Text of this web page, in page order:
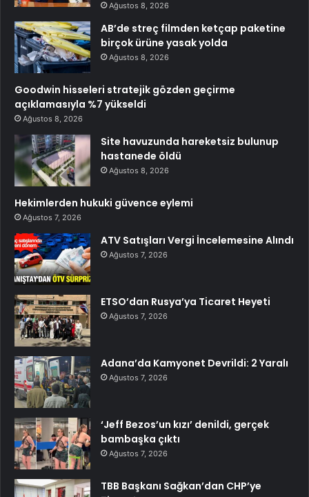
Ağustos 8, 2026
AB’de streç filmden ketçap paketine
birçok ürüne yasak yolda
Ağustos 8, 2026
Goodwin hisseleri stratejik gözden geçirme
açıklamasıyla %7 yükseldi
Ağustos 8, 2026
Site havuzunda hareketsiz bulunup
hastanede öldü
Ağustos 8, 2026
Hekimlerden hukuki güvence eylemi
Ağustos 7, 2026
ATV Satışları Vergi İncelemesine Alındı
Ağustos 7, 2026
ETSO’dan Rusya’ya Ticaret Heyeti
Ağustos 7, 2026
Adana’da Kamyonet Devrildi: 2 Yaralı
Ağustos 7, 2026
‘Jeff Bezos’un kızı’ denildi, gerçek
bambaşka çıktı
Ağustos 7, 2026
TBB Başkanı Sağkan’dan CHP’ye